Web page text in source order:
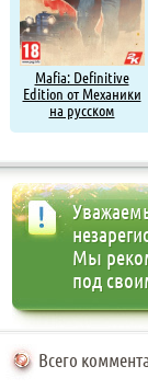
Mafia: Definitive
Edition от Механики
на русском
Мы
под
Всего